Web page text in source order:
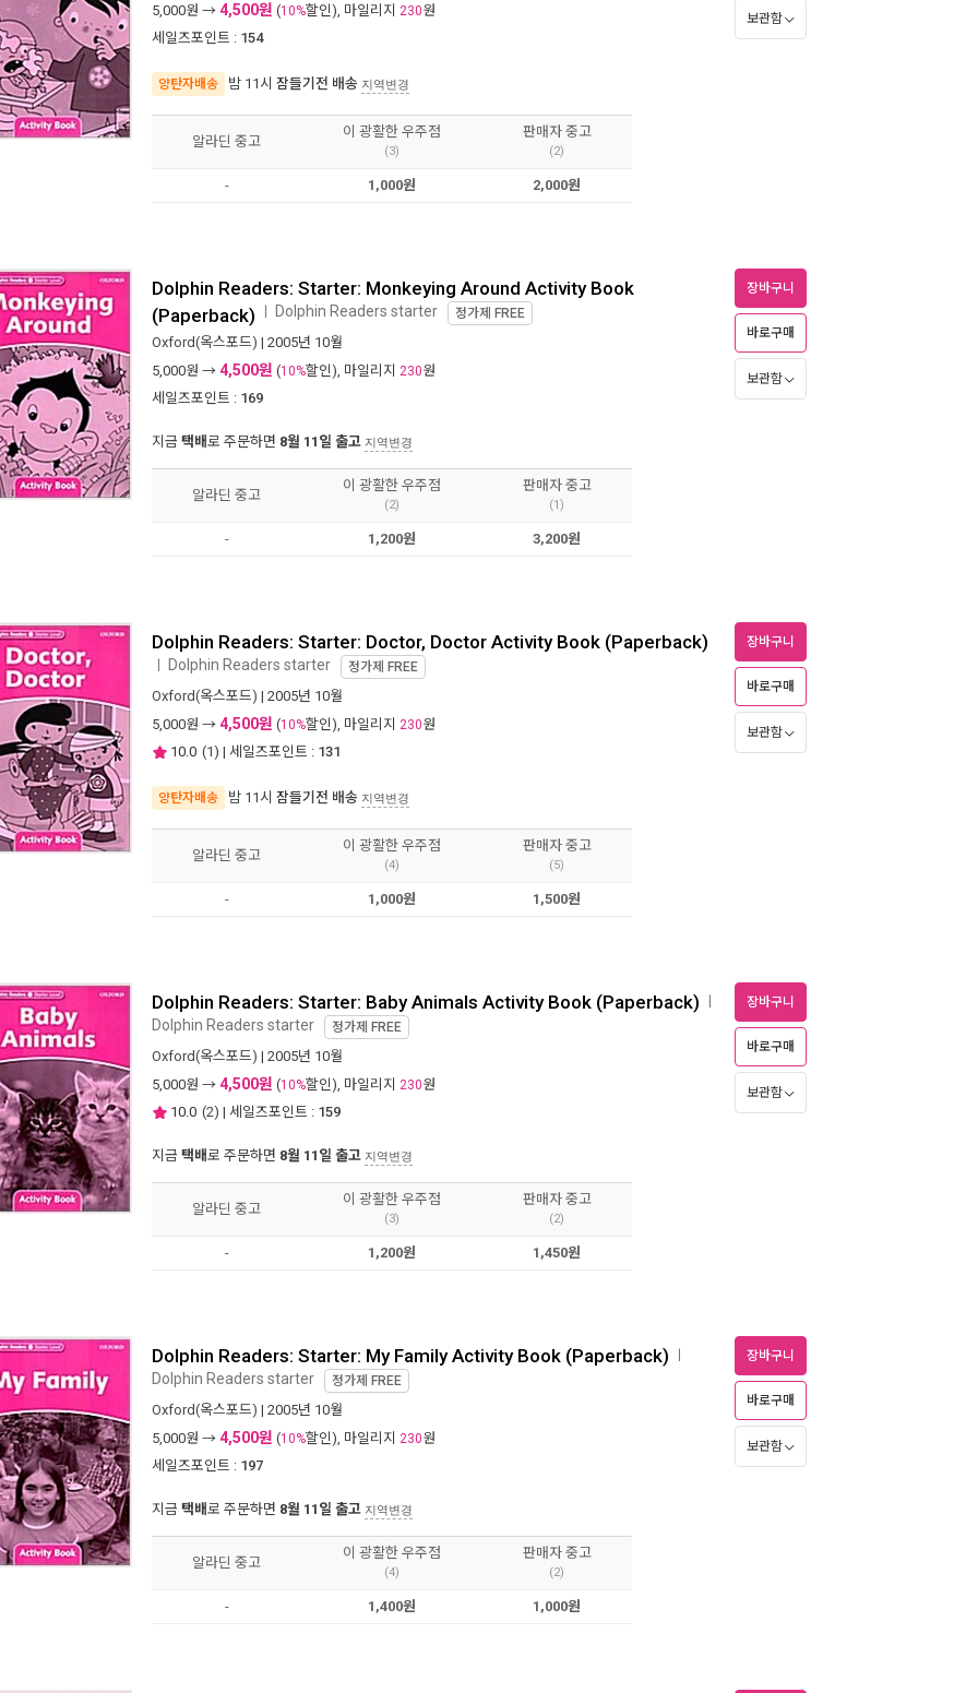
5,000원 → 4,500원 (10%할인), 마일리지 230원
세일즈포인트 : 154
양탄자배송 밤 11시 잠들기전 배송 지역변경
보관함
알라딘 중고
이 광활한 우주점
(3)
판매자 중고
(2)
- 1,000원 2,000원
Dolphin Readers: Starter: Monkeying Around Activity Book
(Paperback) Dolphin Readers starter 정가제 FREE
Oxford(옥스포드) | 2005년 10월
5,000원 → 4,500원 (10%할인), 마일리지 230원
세일즈포인트 : 169
지금 택배로 주문하면 8월 11일 출고 지역변경
장바구니
바로구매
보관함
알라딘 중고
이 광활한 우주점
(2)
판매자 중고
(1)
- 1,200원 3,200원
Dolphin Readers: Starter: Doctor, Doctor Activity Book (Paperback)
Dolphin Readers starter 정가제 FREE
Oxford(옥스포드) | 2005년 10월
5,000원 → 4,500원 (10%할인), 마일리지 230원
10.0 (1) | 세일즈포인트 : 131
양탄자배송 밤 11시 잠들기전 배송 지역변경
장바구니
바로구매
보관함
알라딘 중고
이 광활한 우주점
(4)
판매자 중고
(5)
- 1,000원 1,500원
Dolphin Readers: Starter: Baby Animals Activity Book (Paperback)
Dolphin Readers starter 정가제 FREE
Oxford(옥스포드) | 2005년 10월
5,000원 → 4,500원 (10%할인), 마일리지 230원
10.0 (2) | 세일즈포인트 : 159
지금 택배로 주문하면 8월 11일 출고 지역변경
장바구니
바로구매
보관함
알라딘 중고
이 광활한 우주점
(3)
판매자 중고
(2)
- 1,200원 1,450원
Dolphin Readers: Starter: My Family Activity Book (Paperback)
Dolphin Readers starter 정가제 FREE
Oxford(옥스포드) | 2005년 10월
5,000원 → 4,500원 (10%할인), 마일리지 230원
세일즈포인트 : 197
지금 택배로 주문하면 8월 11일 출고 지역변경
장바구니
바로구매
보관함
알라딘 중고
이 광활한 우주점
(4)
판매자 중고
(2)
- 1,400원 1,000원